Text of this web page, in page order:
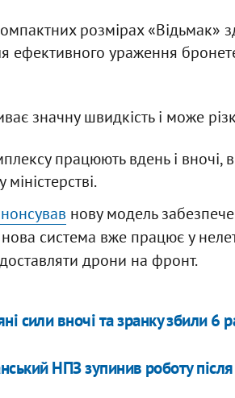
розмірах «Відьмак»
ефективного ураження
значну швидкість і може
працюють вдень і вночі,
нову модель
нова система вже працює у
дрони на фронт.
сили вночі та зранку збили 6
НПЗ зупинив роботу після